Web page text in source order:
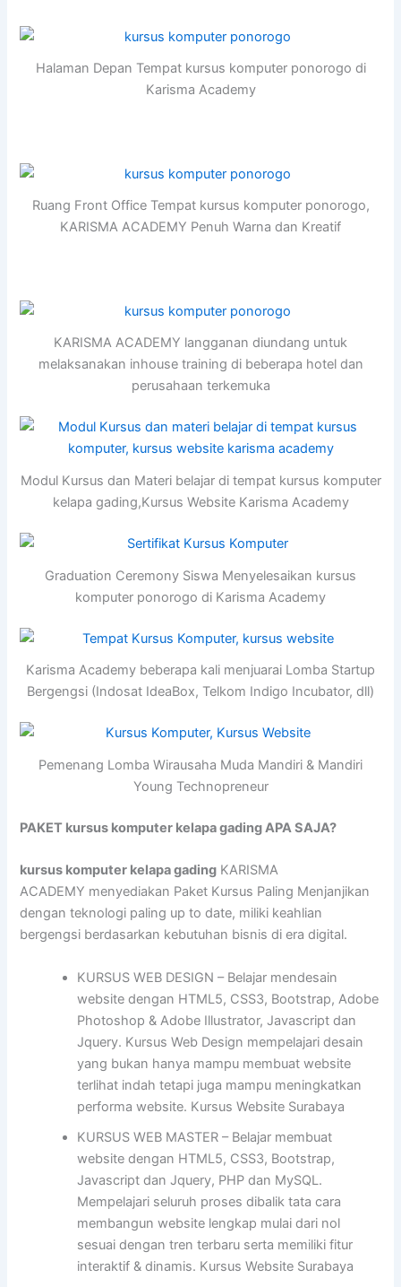
Halaman Depan Tempat kursus komputer ponorogo di
Karisma Academy
Ruang Front Office Tempat kursus komputer ponorogo,
KARISMA ACADEMY Penuh Warna dan Kreatif
KARISMA ACADEMY langganan diundang untuk
melaksanakan inhouse training di beberapa hotel dan
perusahaan terkemuka
Modul Kursus dan Materi belajar di tempat kursus komputer
kelapa gading,Kursus Website Karisma Academy
Graduation Ceremony Siswa Menyelesaikan kursus
komputer ponorogo di Karisma Academy
Karisma Academy beberapa kali menjuarai Lomba Startup
Bergengsi (Indosat IdeaBox, Telkom Indigo Incubator, dll)
Pemenang Lomba Wirausaha Muda Mandiri & Mandiri
Young Technopreneur
PAKET kursus komputer kelapa gading APA SAJA?
kursus komputer kelapa gading KARISMA
ACADEMY menyediakan Paket Kursus Paling Menjanjikan
dengan teknologi paling up to date, miliki keahlian
bergengsi berdasarkan kebutuhan bisnis di era digital.
KURSUS WEB DESIGN – Belajar mendesain
website dengan HTML5, CSS3, Bootstrap, Adobe
Photoshop & Adobe Illustrator, Javascript dan
Jquery. Kursus Web Design mempelajari desain
yang bukan hanya mampu membuat website
terlihat indah tetapi juga mampu meningkatkan
performa website. Kursus Website Surabaya
KURSUS WEB MASTER – Belajar membuat
website dengan HTML5, CSS3, Bootstrap,
Javascript dan Jquery, PHP dan MySQL.
Mempelajari seluruh proses dibalik tata cara
membangun website lengkap mulai dari nol
sesuai dengan tren terbaru serta memiliki fitur
interaktif & dinamis. Kursus Website Surabaya